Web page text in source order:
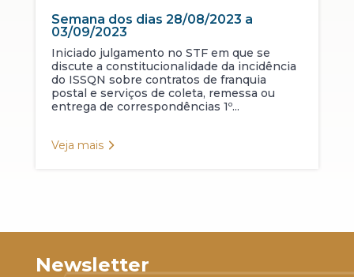
Semana dos dias 28/08/2023 a
03/09/2023
Iniciado julgamento no STF em que se
discute a constitucionalidade da incidência
do ISSQN sobre contratos de franquia
postal e serviços de coleta, remessa ou
entrega de correspondências 1º...
Veja mais
Newsletter